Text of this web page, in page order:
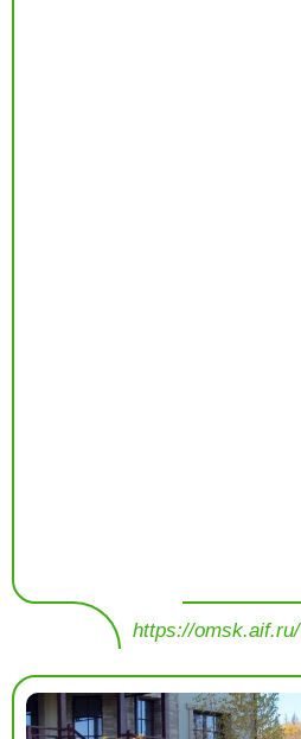
https://omsk.aif.ru/